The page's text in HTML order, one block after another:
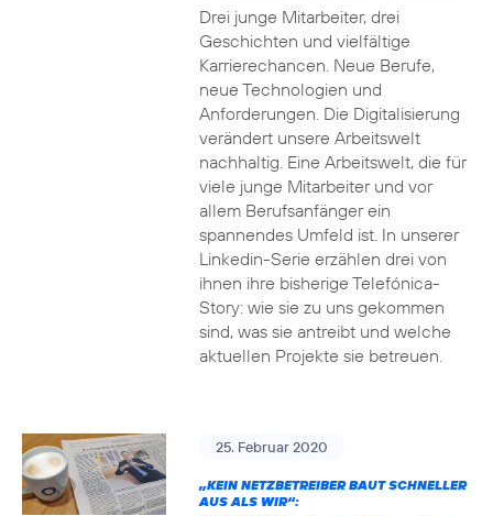
Drei junge Mitarbeiter, drei
Geschichten und vielfältige
Karrierechancen. Neue Berufe,
neue Technologien und
Anforderungen. Die Digitalisierung
verändert unsere Arbeitswelt
nachhaltig. Eine Arbeitswelt, die für
viele junge Mitarbeiter und vor
allem Berufsanfänger ein
spannendes Umfeld ist. In unserer
Linkedin-Serie erzählen drei von
ihnen ihre bisherige Telefónica-
Story: wie sie zu uns gekommen
sind, was sie antreibt und welche
aktuellen Projekte sie betreuen.
25. Februar 2020
„KEIN NETZBETREIBER BAUT SCHNELLER
AUS ALS WIR“: